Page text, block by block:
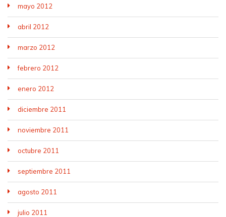
mayo 2012
abril 2012
marzo 2012
febrero 2012
enero 2012
diciembre 2011
noviembre 2011
octubre 2011
septiembre 2011
agosto 2011
julio 2011